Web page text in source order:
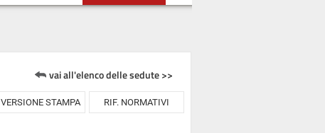
vai all'elenco delle sedute >>
VERSIONE STAMPA RIF. NORMATIVI